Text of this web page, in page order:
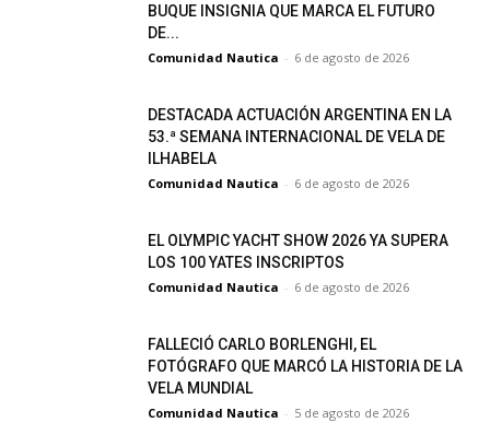
BUQUE INSIGNIA QUE MARCA EL FUTURO
DE...
Comunidad Nautica - 6 de agosto de 2026
DESTACADA ACTUACIÓN ARGENTINA EN LA
53.ª SEMANA INTERNACIONAL DE VELA DE
ILHABELA
Comunidad Nautica - 6 de agosto de 2026
EL OLYMPIC YACHT SHOW 2026 YA SUPERA
LOS 100 YATES INSCRIPTOS
Comunidad Nautica - 6 de agosto de 2026
FALLECIÓ CARLO BORLENGHI, EL
FOTÓGRAFO QUE MARCÓ LA HISTORIA DE LA
VELA MUNDIAL
Comunidad Nautica - 5 de agosto de 2026